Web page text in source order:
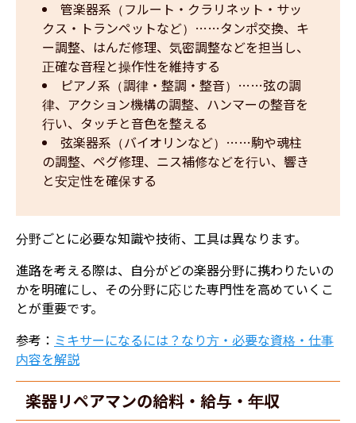
管楽器系（フルート・クラリネット・サッ
クス・トランペットなど）……タンポ交換、キ
ー調整、はんだ修理、気密調整などを担当し、
正確な音程と操作性を維持する
ピアノ系（調律・整調・整音）……弦の調
律、アクション機構の調整、ハンマーの整音を
行い、タッチと音色を整える
弦楽器系（バイオリンなど）……駒や魂柱
の調整、ペグ修理、ニス補修などを行い、響き
と安定性を確保する
分野ごとに必要な知識や技術、工具は異なります。
進路を考える際は、自分がどの楽器分野に携わりたいの
かを明確にし、その分野に応じた専門性を高めていくこ
とが重要です。
参考： ミキサーになるには？なり方・必要な資格・仕事
内容を解説
楽器リペアマンの給料・給与・年収